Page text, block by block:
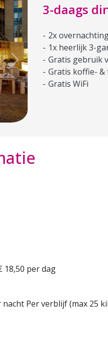
Next
3-daags
2x
1x heerlijk 3-
Gratis gebruik
Gratis koffie-
Gratis WiFi
18,50 per dag
Per verblijf (max 25